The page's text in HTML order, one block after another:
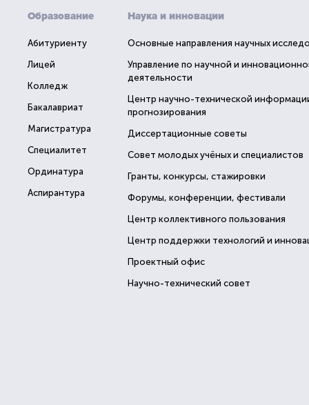
Образование
Абитуриенту
Лицей
Колледж
Бакалавриат
Магистратура
Специалитет
Ординатура
Аспирантура
Наука и инновации
Основные направления научных
Управление по научной и
деятельности
Центр научно-технической
прогнозирования
Диссертационные советы
Совет молодых учёных и специалистов
Гранты, конкурсы, стажировки
Форумы, конференции, фестивали
Центр коллективного пользования
Центр поддержки технологий и
Проектный офис
Научно-технический совет